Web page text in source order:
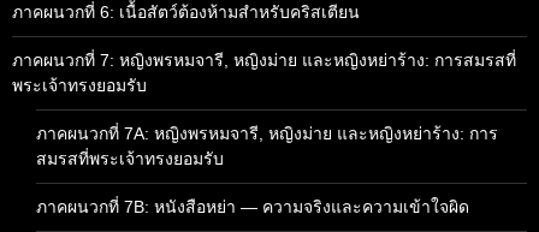
ภาคผนวกที่ 6: เนื้อสัตว์ต้องห้ามสำหรับคริสเตียน
ภาคผนวกที่ 7: หญิงพรหมจารี, หญิงม่าย และหญิงหย่าร้าง: การสมรสที่
พระเจ้าทรงยอมรับ
ภาคผนวกที่ 7A: หญิงพรหมจารี, หญิงม่าย และหญิงหย่าร้าง: การ
สมรสที่พระเจ้าทรงยอมรับ
ภาคผนวกที่ 7B: หนังสือหย่า — ความจริงและความเข้าใจผิด